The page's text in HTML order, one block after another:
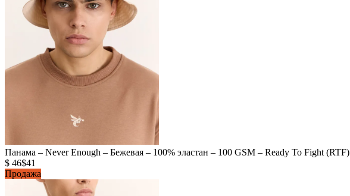
Панама – Never Enough – Бежевая – 100% эластан – 100 GSM – Ready To Fight (RTF)
$ 46$41
Продажа